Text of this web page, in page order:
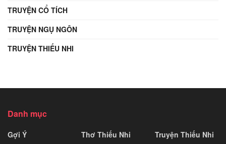
TRUYỆN CỔ TÍCH
TRUYỆN NGỤ NGÔN
TRUYỆN THIẾU NHI
Danh mục
Gợi Ý
Thơ Thiếu Nhi
Truyện Thiếu Nhi